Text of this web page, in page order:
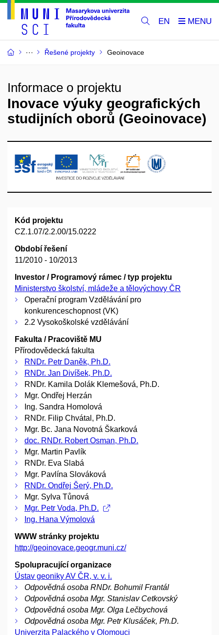
EN
Řešené projekty Geoinovace
Informace o projektu
Inovace výuky geografických
studijních oborů (Geoinovace)
Kód projektu
CZ.1.07/2.2.00/15.0222
Období řešení
11/2010 - 10/2013
Investor / Programový rámec / typ projektu
Ministerstvo školství, mládeže a tělovýchovy ČR
Operační program Vzdělávání pro
konkurenceschopnost (VK)
2.2 Vysokoškolské vzdělávání
Fakulta / Pracoviště MU
Přírodovědecká fakulta
RNDr. Petr Daněk, Ph.D.
RNDr. Jan Divíšek, Ph.D.
RNDr. Kamila Dolák Klemešová, Ph.D.
Mgr. Ondřej Herzán
Ing. Sandra Homolová
RNDr. Filip Chvátal, Ph.D.
Mgr. Bc. Jana Novotná Škarková
doc. RNDr. Robert Osman, Ph.D.
Mgr. Martin Pavlík
RNDr. Eva Slabá
Mgr. Pavlína Slováková
RNDr. Ondřej Šerý, Ph.D.
Mgr. Sylva Tůnová
Mgr. Petr Voda, Ph.D.
Ing. Hana Výmolová
WWW stránky projektu
http://geoinovace.geogr.muni.cz/
Spolupracující organizace
Ústav geoniky AV ČR, v. v. i.
Odpovědná osoba RNDr. Bohumil Frantál
Odpovědná osoba Mgr. Stanislav Cetkovský
Odpovědná osoba Mgr. Olga Lečbychová
Odpovědná osoba Mgr. Petr Klusáček, Ph.D.
Univerzita Palackého v Olomouci